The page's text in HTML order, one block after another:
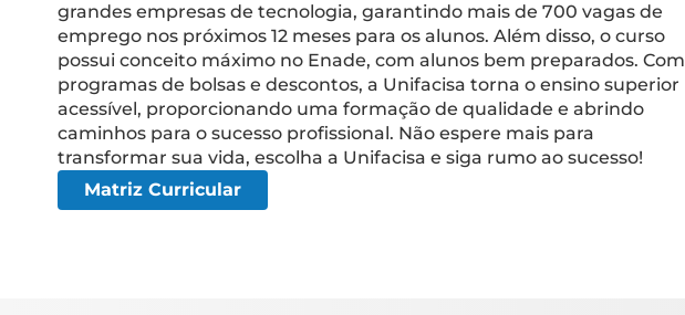
grandes empresas de tecnologia, garantindo mais de 700 vagas de
emprego nos próximos 12 meses para os alunos. Além disso, o curso
possui conceito máximo no Enade, com alunos bem preparados. Com
programas de bolsas e descontos, a Unifacisa torna o ensino superior
acessível, proporcionando uma formação de qualidade e abrindo
caminhos para o sucesso profissional. Não espere mais para
transformar sua vida, escolha a Unifacisa e siga rumo ao sucesso!
Matriz Curricular